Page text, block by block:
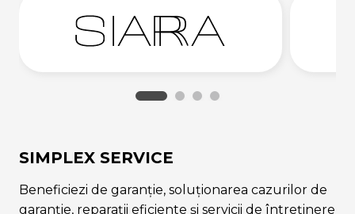
SIMPLEX SERVICE
Beneficiezi de garanție, soluționarea cazurilor de
garanție, reparații eficiente și servicii de întreținere